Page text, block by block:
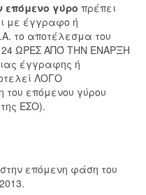
επόμενο γύρο πρέπει
με έγγραφο ή
το αποτέλεσμα του
ΩΡΕΣ ΑΠΌ ΤΗΝ ΕΝΑΡΞΗ
έγγραφης ή
ΛΟΓΟ
επόμενου γύρου
ΕΣΟ).
στην επόμενη φάση του